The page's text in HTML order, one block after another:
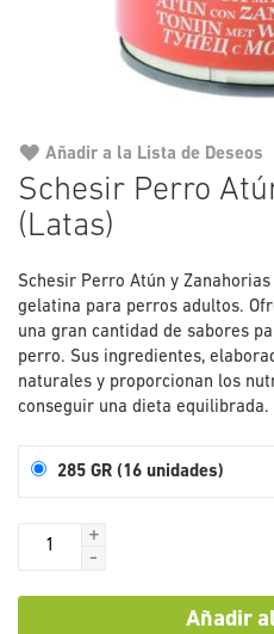
Schesir Perro
(Latas)
Schesir Perro Atún y
gelatina para perros adultos.
una gran cantidad de sabores
perro. Sus ingredientes,
naturales y proporcionan los
conseguir una dieta equilibrada.
285 GR (16 unidades)
+
-
Añadir
Añadir a la Lista de Deseos
al